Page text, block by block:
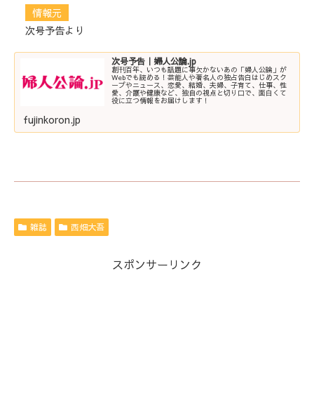
情報元
次号予告より
次号予告｜婦人公論.jp
創刊百年、いつも話題に事欠かないあの「婦人公論」が
Webでも読める！芸能人や著名人の独占告白はじめスク
ープやニュース、恋愛、結婚、夫婦、子育て、仕事、性
愛、介護や健康など、独自の視点と切り口で、面白くて
役に立つ情報をお届けします！
fujinkoron.jp
雑誌 西畑大吾
スポンサーリンク